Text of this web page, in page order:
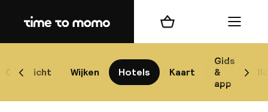
Home
Overzicht Wijken Hotels Kaart
Gids
&
app
Scroll naar links
Winkelmand Menu